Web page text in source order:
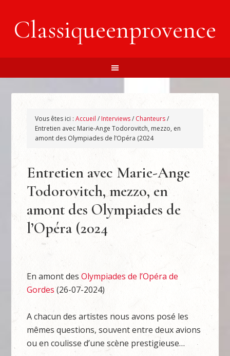
Classiqueenprovence
Vous êtes ici :Accueil / Interviews/ Chanteurs/
Entretien avec Marie-Ange Todorovitch, mezzo, en
amont des Olympiades de l’Opéra (2024
Entretien avec Marie-Ange
Todorovitch, mezzo, en
amont des Olympiades de
l’Opéra (2024
En amont desOlympiades de l’Opéra de
Gordes(26-07-2024)
A chacun des artistes nous avons posé les
mêmes questions, souvent entre deux avions
ou en coulisse d’une scène prestigieuse…